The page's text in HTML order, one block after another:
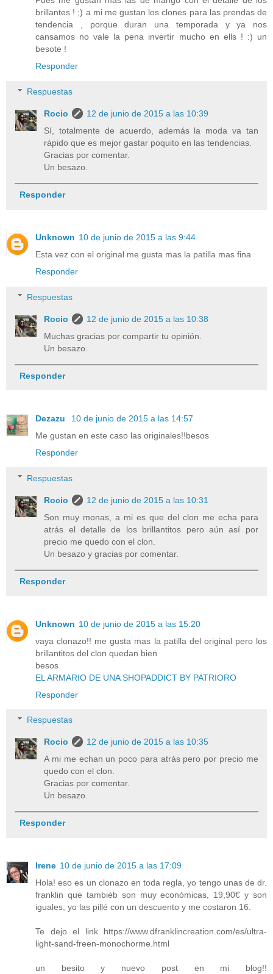
brillantes ! ;) a mi me gustan los clones para las prendas de
tendencia , porque duran una temporada y ya nos
cansamos no vale la pena invertir mucho en ells ! :) un
besote !
Responder
Respuestas
Rocio
12 de junio de 2015 a las 10:39
Sí, totalmente de acuerdo, además la moda va tan
rápido que es mejor gastar poquito en las tendencias.
Gracias por comentar.
Un besazo.
Responder
Unknown 10 de junio de 2015 a las 9:44
Esta vez con el original me gusta mas la patilla mas fina
Responder
Respuestas
Rocio
12 de junio de 2015 a las 10:38
Muchas gracias por compartir tu opinión.
Un besazo.
Responder
Dezazu
10 de junio de 2015 a las 14:57
Me gustan en este caso las originales!!besos
Responder
Respuestas
Rocio
12 de junio de 2015 a las 10:31
Son muy monas, a mi es que del clon me echa para
atrás el detalle de los brillantitos pero aún así por
precio me quedo con el clon.
Un besazo y gracias por comentar.
Responder
Unknown 10 de junio de 2015 a las 15:20
vaya clonazo!! me gusta mas la patilla del original pero los
brillantitos del clon quedan bien
besos
EL ARMARIO DE UNA SHOPADDICT BY PATRIORO
Responder
Respuestas
Rocio
12 de junio de 2015 a las 10:35
A mi me echan un poco para atrás pero por precio me
quedo con el clon.
Gracias por comentar.
Un besazo.
Responder
Irene 10 de junio de 2015 a las 17:09
Hola! eso es un clonazo en toda regla, yo tengo unas de dr.
franklin que tambiéb son muy económicas, 19,90€ y son
iguales, yo las pillé con un descuento y me costaron 16.
Te dejo el link https://www.dfranklincreation.com/es/ultra-
light-sand-freen-monochorme.html
un besito y nuevo post en mi blog!!